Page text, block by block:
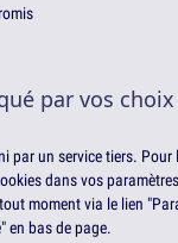
par vos
par un service tiers. Pour
dans vos
moment via le lien
en bas de page.